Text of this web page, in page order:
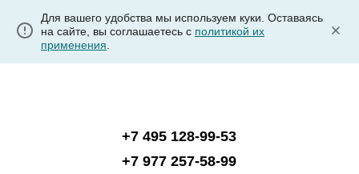
Для вашего удобства мы используем куки. Оставаясь
на сайте, вы соглашаетесь с политикой их
применения
+7 495 128-99-53
+7 977 257-58-99